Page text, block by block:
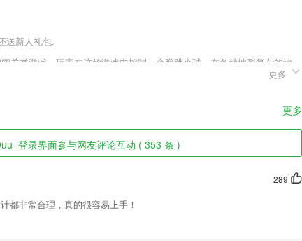
送新人礼包.
关类游戏，玩家在这款游戏中控制一个弹跳小球，在各种地形复杂的地
，规则十分简单，但是想要控制好扔球的力度和角度比想象中的要更加困
间，有大量免费的资源供您交流学习；
管理，建立标准化、透明化、信息化管理体系，促进渔业管理效率提升。
更多
更多
登录界面参与网友评论互动 ( 353 条 )
289
都非常合理，真的很容易上手！